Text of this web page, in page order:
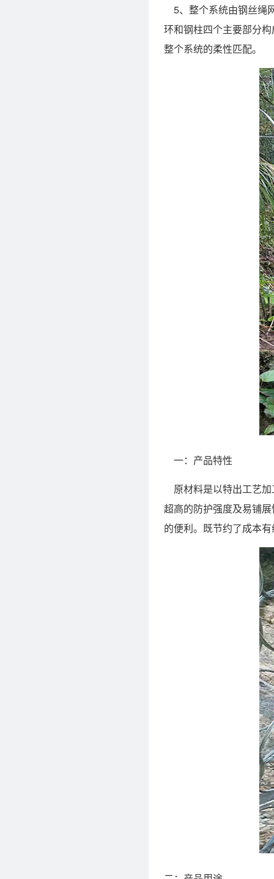
5、整个系统由钢丝绳
环和钢柱四个主要部分
整个系统的柔性匹配。
一：产品特性
原材料是以特出工艺加
超高的防护强度及易铺
的便利。既节约了成本